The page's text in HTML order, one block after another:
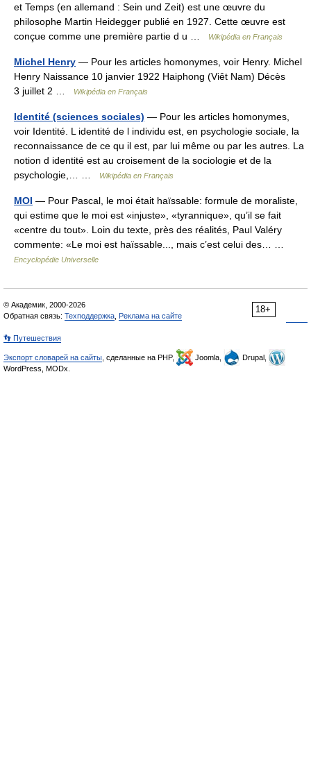
et Temps (en allemand : Sein und Zeit) est une œuvre du
philosophe Martin Heidegger publié en 1927. Cette œuvre est
conçue comme une première partie d u …
Wikipédia en Français
Michel Henry — Pour les articles homonymes, voir Henry. Michel
Henry Naissance 10 janvier 1922 Haiphong (Viêt Nam) Décès
3 juillet 2 …
Wikipédia en Français
Identité (sciences sociales) — Pour les articles homonymes,
voir Identité. L identité de l individu est, en psychologie sociale, la
reconnaissance de ce qu il est, par lui même ou par les autres. La
notion d identité est au croisement de la sociologie et de la
psychologie,… …
Wikipédia en Français
MOI — Pour Pascal, le moi était haïssable: formule de moraliste,
qui estime que le moi est «injuste», «tyrannique», qu’il se fait
«centre du tout». Loin du texte, près des réalités, Paul Valéry
commente: «Le moi est haïssable..., mais c’est celui des… …
Encyclopédie Universelle
18+
© Академик, 2000-2026
Обратная связь: Техподдержка Реклама на сайте
👣 Путешествия
Экспорт словарей на сайты , сделанные на PHP, Joomla,
Drupal,
WordPress, MODx.